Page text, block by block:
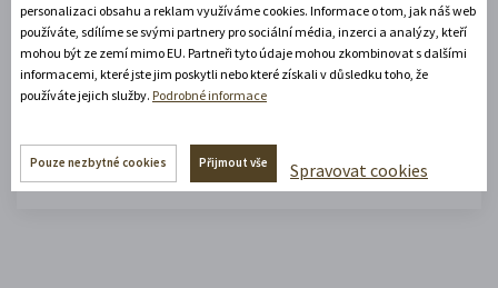
Odjíždím
Vyhledat aktivity
personalizaci obsahu a reklam využíváme cookies. Informace o tom, jak náš web
používáte, sdílíme se svými partnery pro sociální média, inzerci a analýzy, kteří
mohou být ze zemí mimo EU. Partneři tyto údaje mohou zkombinovat s dalšími
informacemi, které jste jim poskytli nebo které získali v důsledku toho, že
používáte jejich služby. Podrobné informace
Pouze nezbytné cookies Přijmout vše Spravovat cookies